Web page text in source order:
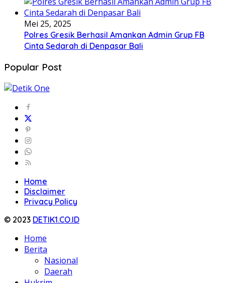
Mei 25, 2025
Polres Gresik Berhasil Amankan Admin Grup FB
Cinta Sedarah di Denpasar Bali
Popular Post
Home
Disclaimer
Privacy Policy
© 2023 DETIK1.CO.ID
Home
Berita
Nasional
Daerah